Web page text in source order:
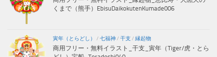
くまで（熊手）EbisuDaikokutenKumade006
寅年（とらどし） / 七福神/ 干支 / 縁起物
商用フリー・無料イラスト_干支_寅年（Tiger/虎・とら